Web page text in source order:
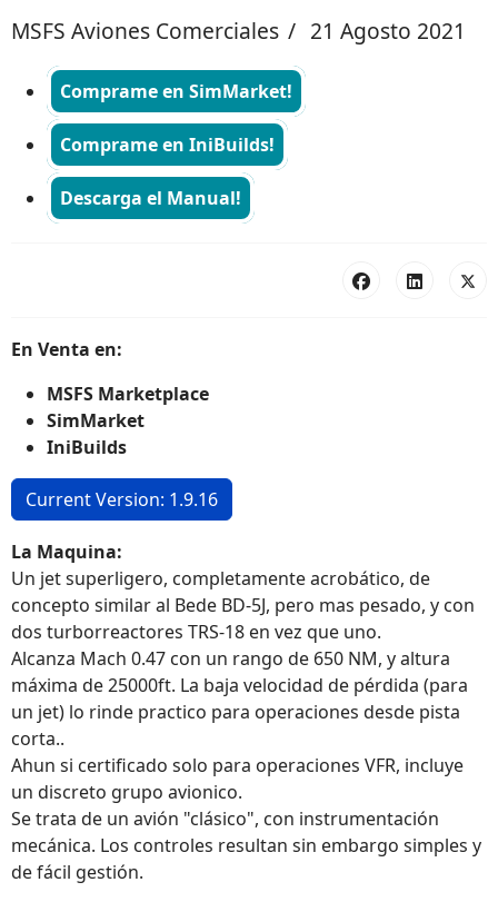
MSFS Aviones Comerciales 21 Agosto 2021
Comprame en SimMarket!
Comprame en IniBuilds!
Descarga el Manual!
En Venta en:
MSFS Marketplace
SimMarket
IniBuilds
Current Version: 1.9.16
La Maquina:
Un jet superligero, completamente acrobático, de
concepto similar al Bede BD-5J, pero mas pesado, y con
dos turborreactores TRS-18 en vez que uno.
Alcanza Mach 0.47 con un rango de 650 NM, y altura
máxima de 25000ft. La baja velocidad de pérdida (para
un jet) lo rinde practico para operaciones desde pista
corta..
Ahun si certificado solo para operaciones VFR, incluye
un discreto grupo avionico.
Se trata de un avión "clásico", con instrumentación
mecánica. Los controles resultan sin embargo simples y
de fácil gestión.